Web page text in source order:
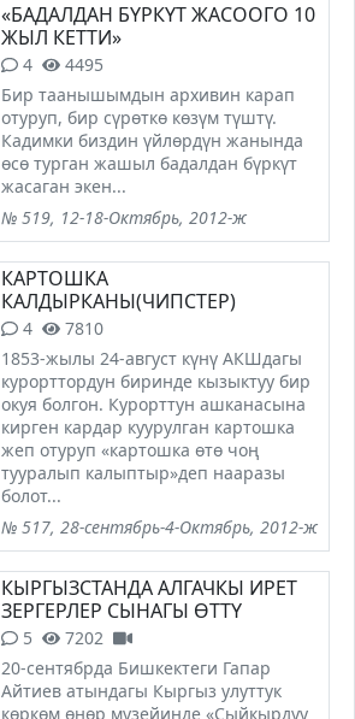
«БАДАЛДАН БҮРКҮТ ЖАСООГО 10
ЖЫЛ КЕТТИ»
4
4495
Бир таанышымдын архивин карап
отуруп, бир сүрөткө көзүм түштү.
Кадимки биздин үйлөрдүн жанында
өсө турган жашыл бадалдан бүркүт
жасаган экен...
№ 519, 12-18-Октябрь, 2012-ж
КАРТОШКА
КАЛДЫРКАНЫ(ЧИПСТЕР)
4
7810
1853-жылы 24-август күнү АКШдагы
курорттордун биринде кызыктуу бир
окуя болгон. Курорттун ашканасына
кирген кардар куурулган картошка
жеп отуруп «картошка өтө чоң
тууралып калыптыр»деп нааразы
болот...
№ 517, 28-сентябрь-4-Октябрь, 2012-ж
КЫРГЫЗСТАНДА АЛГАЧКЫ ИРЕТ
ЗЕРГЕРЛЕР СЫНАГЫ ӨТТҮ
5
7202
20-сентябрда Бишкектеги Гапар
Айтиев атындагы Кыргыз улуттук
көркөм өнөр музейинде «Сыйкырдуу